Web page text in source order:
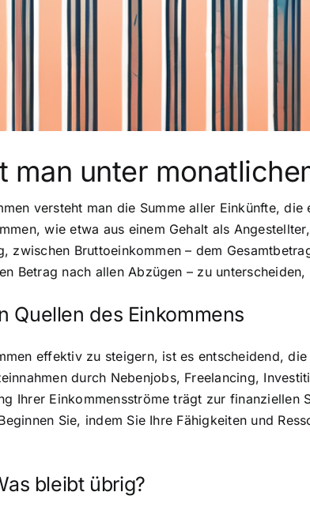
man unter
versteht man die Summe aller Einkünfte,
wie etwa aus einem Gehalt als
zwischen Bruttoeinkommen – dem
Betrag nach allen Abzügen – zu
Quellen des Einkommens
effektiv zu steigern, ist es entscheidend,
durch Nebenjobs, Freelancing,
Ihrer Einkommensströme trägt zur
Sie, indem Sie Ihre Fähigkeiten und
bleibt übrig?